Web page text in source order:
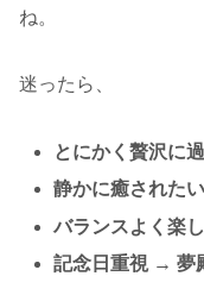
ね。
迷ったら、
とにかく贅沢に
静かに癒された
バランスよく楽
記念日重視 → 夢